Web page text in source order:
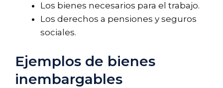
Los bienes necesarios para el trabajo.
Los derechos a pensiones y seguros
sociales.
Ejemplos de bienes
inembargables